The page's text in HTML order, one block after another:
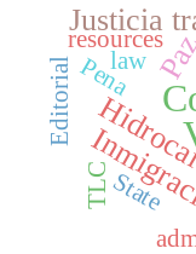
Justicia
State
resources
Editorial law
Pena
TLC